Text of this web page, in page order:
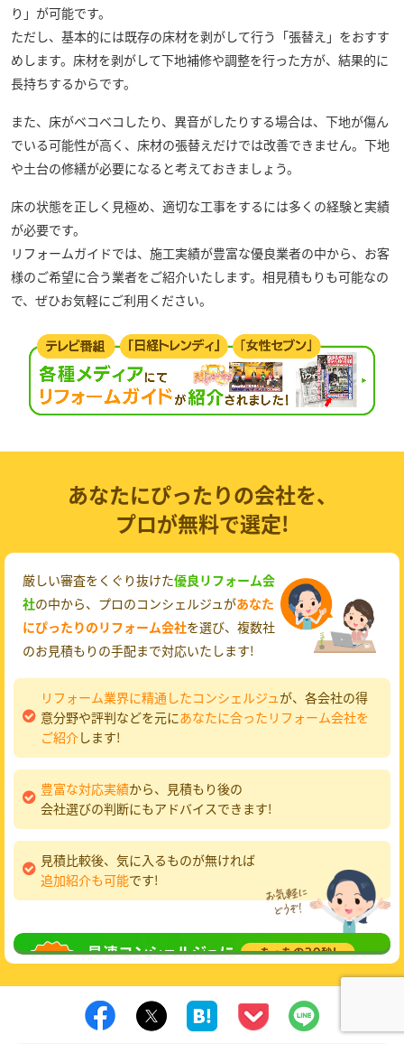
り」が可能です。
ただし、基本的には既存の床材を剥がして行う「張替え」をおすす
めします。床材を剥がして下地補修や調整を行った方が、結果的に
長持ちするからです。
また、床がベコベコしたり、異音がしたりする場合は、下地が傷ん
でいる可能性が高く、床材の張替えだけでは改善できません。下地
や土台の修繕が必要になると考えておきましょう。
床の状態を正しく見極め、適切な工事をするには多くの経験と実績
が必要です。
リフォームガイドでは、施工実績が豊富な優良業者の中から、お客
様のご希望に合う業者をご紹介いたします。相見積もりも可能なの
で、ぜひお気軽にご利用ください。
あなたにぴったりの会社を、
プロが無料で選定!
厳しい審査をくぐり抜けた優良リフォーム会
社の中から、プロのコンシェルジュがあなた
にぴったりのリフォーム会社を選び、複数社
のお見積もりの手配まで対応いたします!
リフォーム業界に精通したコンシェルジュ が、各会社の得
意分野や評判などを元にあなたに合ったリフォーム会社を
ご紹介します!
豊富な対応実績から、見積もり後の
会社選びの判断にもアドバイスできます!
見積比較後、気に入るものが無ければ
追加紹介も可能です!
してみる